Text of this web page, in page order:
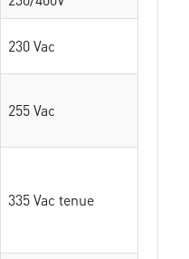
230 Vac
255 Vac
335 Vac tenue